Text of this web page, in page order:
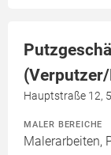
Hauptstraße 12,
MALER BEREICHE
Malerarbeiten,